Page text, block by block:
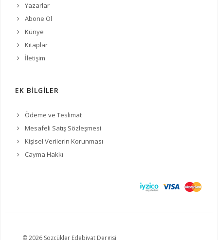
Yazarlar
Abone Ol
Künye
Kitaplar
İletişim
EK BİLGİLER
Ödeme ve Teslimat
Mesafeli Satış Sözleşmesi
Kişisel Verilerin Korunması
Cayma Hakkı
© 2026 Sözcükler Edebiyat Dergisi